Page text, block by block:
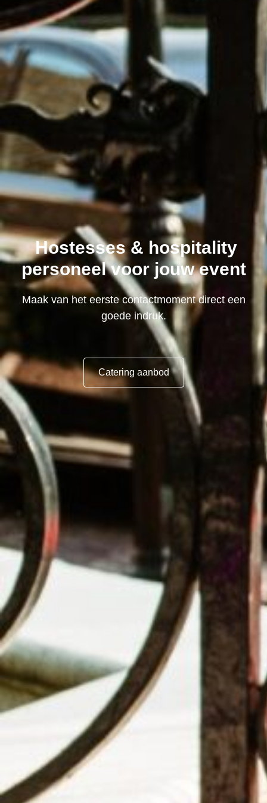
Hostesses & hospitality
personeel voor jouw event
Maak van het eerste contactmoment direct een
goede indruk.
Catering aanbod